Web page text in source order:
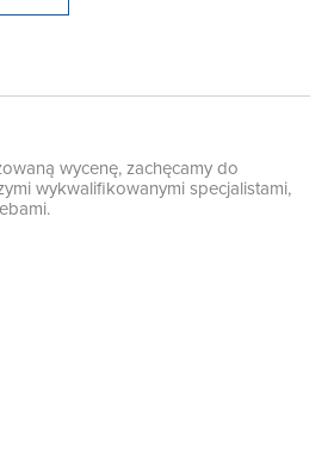
wycenę, zachęcamy do
wykwalifikowanymi specjalistami,